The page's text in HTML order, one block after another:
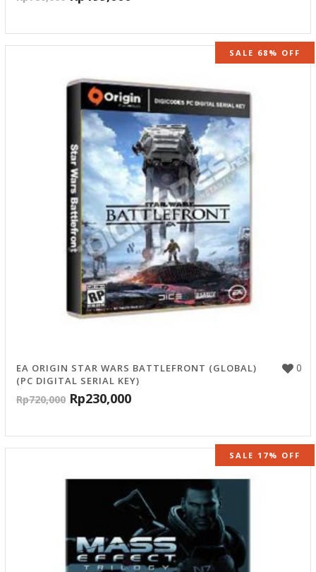
SALE 68% OFF
0
EA ORIGIN STAR WARS BATTLEFRONT (GLOBAL)
(PC DIGITAL SERIAL KEY)
Rp720,000 Rp230,000
SALE 17% OFF